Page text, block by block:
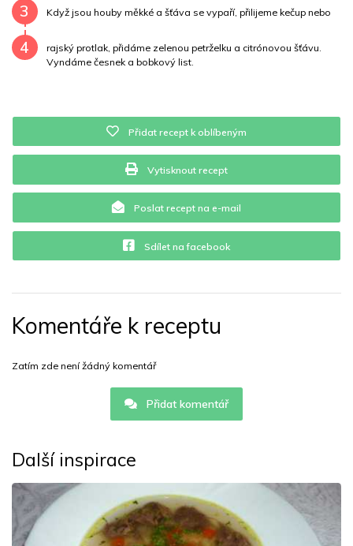
Vitamín E
3 Když jsou houby měkké a šťáva se vypaří, přilijeme kečup nebo
4
rajský protlak, přidáme zelenou petrželku a citrónovou šťávu.
Vyndáme česnek a bobkový list.
Přidat recept k oblíbeným
Vytisknout recept
Poslat recept na e-mail
Sdílet na facebook
Komentáře k receptu
Zatím zde není žádný komentář
Přidat komentář
Další inspirace